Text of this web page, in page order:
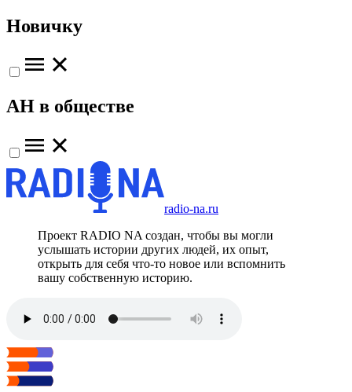
Новичку
АН в обществе
radio-na.ru
Проект RADIO NA создан, чтобы вы могли
услышать истории других людей, их опыт,
открыть для себя что-то новое или вспомнить
вашу собственную историю.